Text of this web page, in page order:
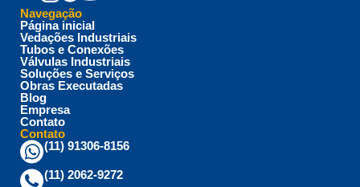
Navegação
Página inicial
Vedações Industriais
Tubos e Conexões
Válvulas Industriais
Soluções e Serviços
Obras Executadas
Blog
Empresa
Contato
Contato
(11) 91306-8156
(11) 2062-9272